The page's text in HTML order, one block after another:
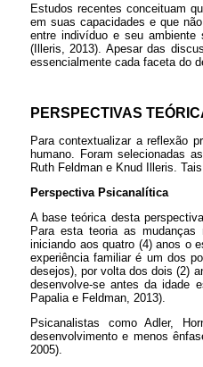
Estudos recentes conceituam
em suas capacidades e que
entre indivíduo e seu ambiente
(Illeris, 2013). Apesar das
essencialmente cada faceta do
PERSPECTIVAS
Para contextualizar a reflexão
humano. Foram selecionadas
Ruth Feldman e Knud Illeris.
Perspectiva Psicanalítica
A base teórica desta
Para esta teoria as
iniciando aos quatro (4) anos o
experiência familiar é um dos
desejos), por volta dos dois (2)
desenvolve-se antes da idade
Papalia e Feldman, 2013).
Psicanalistas como Adler,
desenvolvimento e menos
2005).